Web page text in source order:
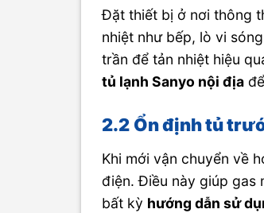
Đặt thiết bị ở nơi thông
nhiệt như bếp, lò vi
trần để tản nhiệt hiệu
tủ lạnh Sanyo nội địa
2.2 Ổn định tủ
Khi mới vận chuyển về
điện. Điều này giúp gas
bất kỳ hướng dẫn sử